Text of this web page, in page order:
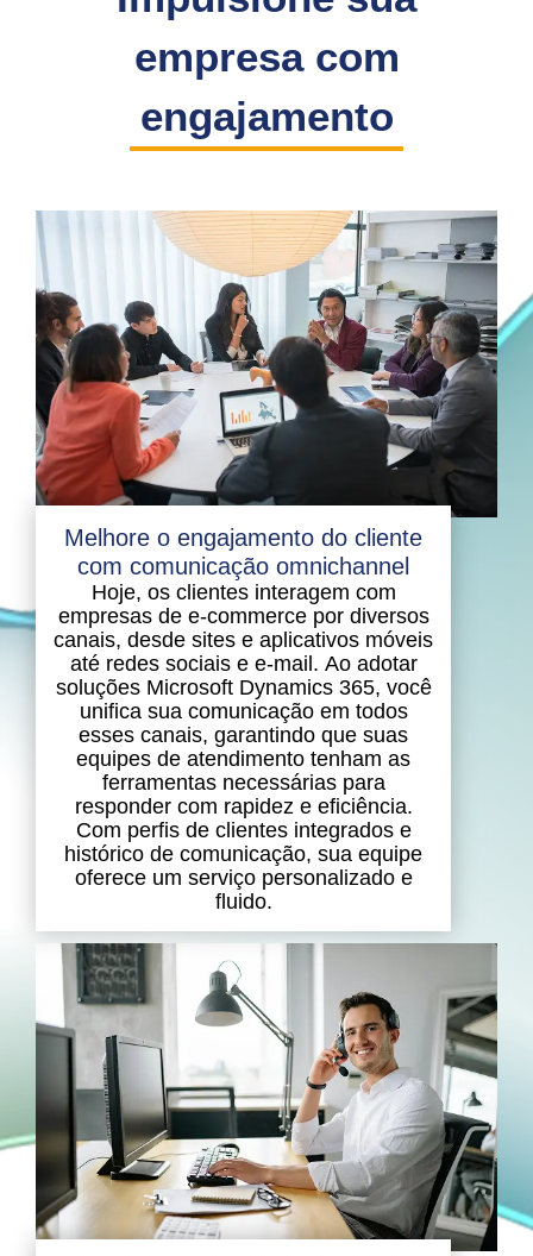
empresa com
engajamento
Melhore o engajamento do cliente
com comunicação omnichannel
Hoje, os clientes interagem com
empresas de e-commerce por diversos
canais, desde sites e aplicativos móveis
até redes sociais e e-mail. Ao adotar
soluções Microsoft Dynamics 365, você
unifica sua comunicação em todos
esses canais, garantindo que suas
equipes de atendimento tenham as
ferramentas necessárias para
responder com rapidez e eficiência.
Com perfis de clientes integrados e
histórico de comunicação, sua equipe
oferece um serviço personalizado e
fluido.